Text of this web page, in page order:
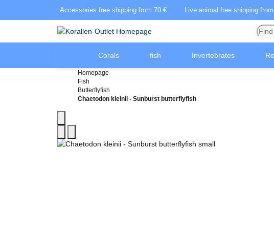
Accessories free shipping from 70 € Live animal free shipping
Corals fish Invertebrates
Homepage
Fish
Butterflyfish
Chaetodon kleinii - Sunburst butterflyfish